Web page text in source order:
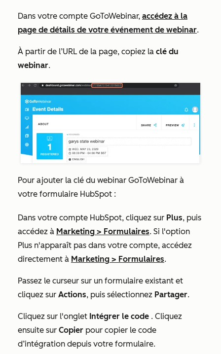
Dans votre compte GoToWebinar, accédez à la
page de détails de votre événement de webinar.
À partir de l’URL de la page, copiez la clé du
webinar.
Pour ajouter la clé du webinar GoToWebinar à
votre formulaire HubSpot :
Dans votre compte HubSpot, cliquez sur Plus, puis
accédez à Marketing > Formulaires. Si l'option
Plus n'apparaît pas dans votre compte, accédez
directement à Marketing > Formulaires.
Passez le curseur sur un formulaire existant et
cliquez sur Actions, puis sélectionnez Partager.
Cliquez sur l'onglet Intégrer le code . Cliquez
ensuite sur Copier pour copier le code
d’intégration depuis votre formulaire.